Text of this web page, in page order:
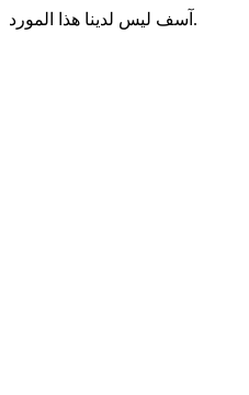
آسف ليس لدينا هذا المورد.